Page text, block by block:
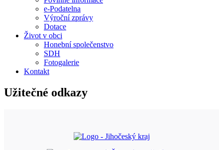
e-Podatelna
Výroční zprávy
Dotace
Život v obci
Honební společenstvo
SDH
Fotogalerie
Kontakt
Užitečné odkazy